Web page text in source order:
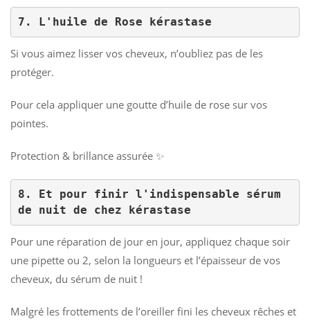
7. L'huile de Rose kérastase
Si vous aimez lisser vos cheveux, n’oubliez pas de les
protéger.
Pour cela appliquer une goutte d’huile de rose sur vos
pointes.
Protection & brillance assurée ✨
8. Et pour finir l'indispensable sérum
de nuit de chez kérastase
Pour une réparation de jour en jour, appliquez chaque soir
une pipette ou 2, selon la longueurs et l’épaisseur de vos
cheveux, du sérum de nuit !
Malgré les frottements de l’oreiller fini les cheveux rêches et